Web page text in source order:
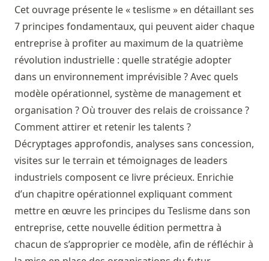
Cet ouvrage présente le « teslisme » en détaillant ses
7 principes fondamentaux, qui peuvent aider chaque
entreprise à profiter au maximum de la quatrième
révolution industrielle : quelle stratégie adopter
dans un environnement imprévisible ? Avec quels
modèle opérationnel, système de management et
organisation ? Où trouver des relais de croissance ?
Comment attirer et retenir les talents ?
Décryptages approfondis, analyses sans concession,
visites sur le terrain et témoignages de leaders
industriels composent ce livre précieux. Enrichie
d’un chapitre opérationnel expliquant comment
mettre en œuvre les principes du Teslisme dans son
entreprise, cette nouvelle édition permettra à
chacun de s’approprier ce modèle, afin de réfléchir à